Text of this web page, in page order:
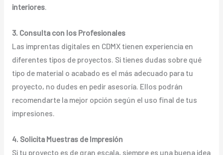
interiores.
3. Consulta con los Profesionales
Las imprentas digitales en CDMX tienen experiencia en
diferentes tipos de proyectos. Si tienes dudas sobre qué
tipo de material o acabado es el más adecuado para tu
proyecto, no dudes en pedir asesoría. Ellos podrán
recomendarte la mejor opción según el uso final de tus
impresiones.
4. Solicita Muestras de Impresión
Si tu proyecto es de gran escala, siempre es una buena idea